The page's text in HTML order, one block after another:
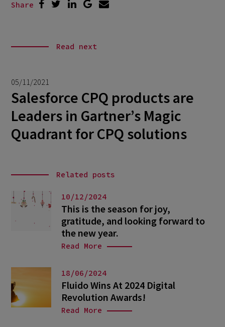
Share
Read next
05/11/2021
Salesforce CPQ products are
Leaders in Gartner’s Magic
Quadrant for CPQ solutions
Related posts
10/12/2024
This is the season for joy,
gratitude, and looking forward to
the new year.
Read More
18/06/2024
Fluido Wins At 2024 Digital
Revolution Awards!
Read More